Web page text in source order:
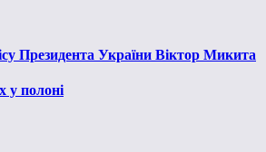
Президента України Віктор Микита
у полоні